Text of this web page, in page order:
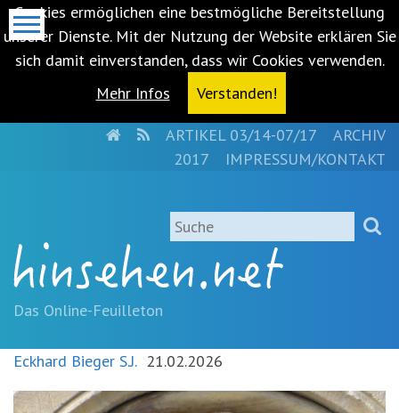
Cookies ermöglichen eine bestmögliche Bereitstellung
unserer Dienste. Mit der Nutzung der Website erklären Sie
sich damit einverstanden, dass wir Cookies verwenden.
Mehr Infos
Verstanden!
springen
(Accesskey
'1')Zur
springen
'3')Zur
HOMERSSARTIKEL 03/14-07/17
ARCHIV
2017
IMPRESSUM/KONTAKT
Suche
Das Online-Feuilleton
Eckhard Bieger S.J. 21.02.2026